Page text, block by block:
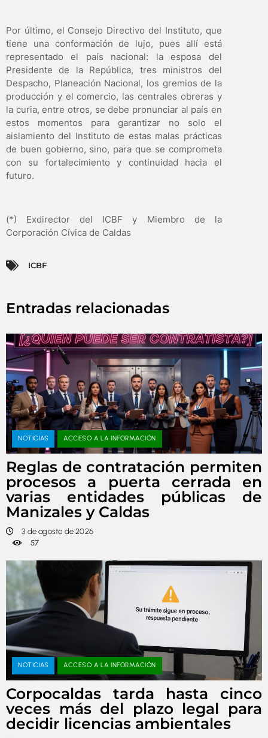
Por último, el Consejo Directivo del Instituto, que
tiene una conformación de lujo, pues allí está
representado el país nacional: la esposa del
Presidente de la República, tres ministros del
Despacho, Planeación Nacional, los gremios de la
producción y el comercio, las centrales obreras y
la curia, entre otros, se debe pronunciar al país en
estos momentos para garantizar no solo el
aislamiento del Instituto de estas malas prácticas
de buen gobierno, sino, para que se comprometa
con su fortalecimiento y continuidad hacia el
futuro.
(*) Exdirector del ICBF y Miembro de la
Corporación Cívica de Caldas
ICBF
Entradas relacionadas
NOTICIAS ACCESO A LA INFORMACIÓN
Reglas de contratación permiten
procesos a puerta cerrada en
varias entidades públicas de
Manizales y Caldas
3 de agosto de 2026
57
NOTICIAS ACCESO A LA INFORMACIÓN
Corpocaldas tarda hasta cinco
veces más del plazo legal para
decidir licencias ambientales